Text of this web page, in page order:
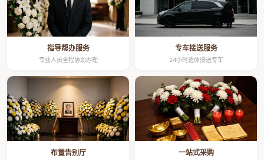
指导帮办服务
专业人员全程协助办理
专车接送服务
24小时遗体接送专车
布置告别厅 一站式采购